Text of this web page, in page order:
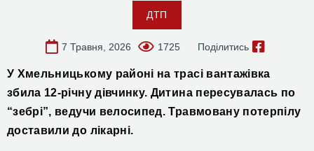
ДТП
7 Травня, 2026 1725 Поділитись
У Хмельницькому районі на трасі вантажівка
збила 12-річну дівчинку. Дитина пересувалась по
“зебрі”, ведучи велосипед. Травмовану потерпілу
доставили до лікарні.